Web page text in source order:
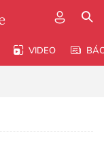
VIDEO